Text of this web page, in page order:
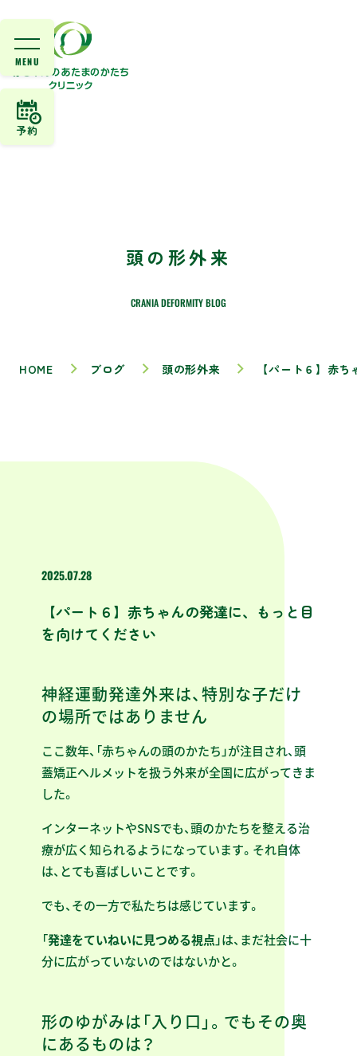
予約
頭の形外来
CRANIA DEFORMITY BLOG
HOME ブログ 頭の形外来 【パート６】赤
2025.07.28
【パート６】赤ちゃんの発達に、もっと目
を向けてください
神経運動発達外来は、特別な子だけ
の場所ではありません
ここ数年、「赤ちゃんの頭のかたち」が注目され、頭
蓋矯正ヘルメットを扱う外来が全国に広がってきま
した。
インターネットやSNSでも、頭のかたちを整える治
療が広く知られるようになっています。それ自体
は、とても喜ばしいことです。
でも、その一方で私たちは感じています。
「発達をていねいに見つめる視点」は、まだ社会に十
分に広がっていないのではないかと。
形のゆがみは「入り口」。でもその奥
にあるものは？